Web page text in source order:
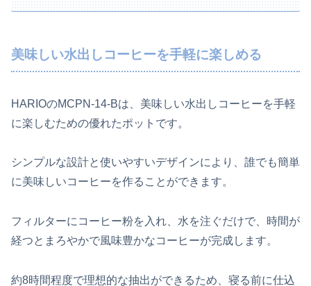
美味しい水出しコーヒーを手軽に楽しめる
HARIOのMCPN-14-Bは、美味しい水出しコーヒーを手軽
に楽しむための優れたポットです。
シンプルな設計と使いやすいデザインにより、誰でも簡単
に美味しいコーヒーを作ることができます。
フィルターにコーヒー粉を入れ、水を注ぐだけで、時間が
経つとまろやかで風味豊かなコーヒーが完成します。
約8時間程度で理想的な抽出ができるため、寝る前に仕込